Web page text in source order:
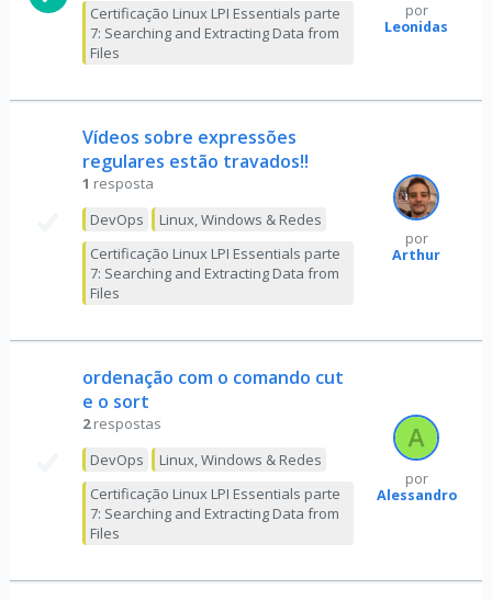
Certificação Linux LPI Essentials parte
7: Searching and Extracting Data from
Files
por
Leonidas
Vídeos sobre expressões
regulares estão travados!!
1 resposta
DevOps
Linux, Windows & Redes
Certificação Linux LPI Essentials parte
7: Searching and Extracting Data from
Files
por
Arthur
ordenação com o comando cut
e o sort
2 respostas
DevOps
Linux, Windows & Redes
Certificação Linux LPI Essentials parte
7: Searching and Extracting Data from
Files
por
Alessandro